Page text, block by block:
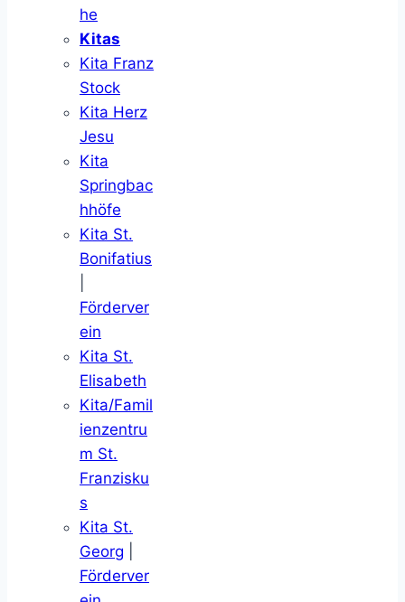
he
Kitas
Kita Franz
Stock
Kita Herz
Jesu
Kita
Springbac
hhöfe
Kita St.
Bonifatius
Förderver
ein
Kita St.
Elisabeth
Kita/Famil
ienzentru
m St.
Franzisku
s
Kita St.
Georg
Förderver